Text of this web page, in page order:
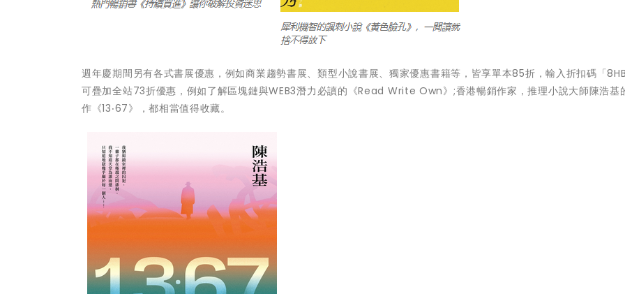
週年慶期間另有各式書展優惠，例如商業趨勢書展、類型小說書展、獨家優惠書籍等，皆享單本85折，輸入折扣碼「
可疊加全站73折優惠，例如了解區塊鏈與WEB3潛力必讀的《Read Write Own》;香港暢銷作家，推理小說大師陳浩基
作《13‧67》，都相當值得收藏。